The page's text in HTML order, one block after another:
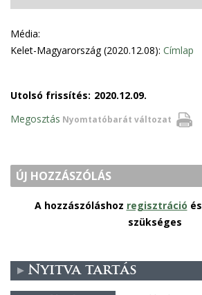
Média:
Kelet-Magyarország (2020.12.08): Címlap
Utolsó frissítés: 2020.12.09.
Nyomtatóbarát változat
Megosztás
ÚJ HOZZÁSZÓLÁS
A hozzászóláshoz regisztráció és
szükséges
Nyitva tartás